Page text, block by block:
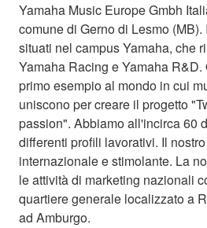
Yamaha Music Europe Gmbh
comune di Gerno di Lesmo
situati nel campus Yamaha, che
Yamaha Racing e Yamaha
primo esempio al mondo in cui
uniscono per creare il progetto
passion". Abbiamo all'incirca 60
differenti profili lavorativi. Il
internazionale e stimolante. La
le attività di marketing nazionali
quartiere generale localizzato a
ad Amburgo.